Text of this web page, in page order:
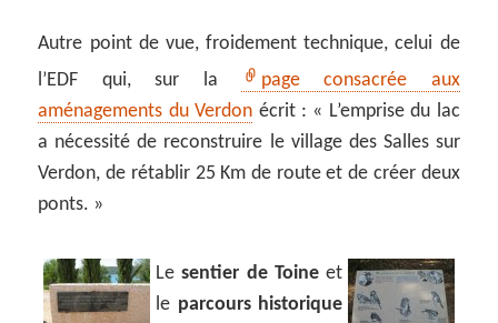
Autre point de vue, froidement technique, celui de
l’EDF qui, sur la
page consacrée aux
aménagements du Verdon écrit : « L’emprise du lac
a nécessité de reconstruire le village des Salles sur
Verdon, de rétablir 25 Km de route et de créer deux
ponts. »
Lesentier de Toineet
le parcours historique